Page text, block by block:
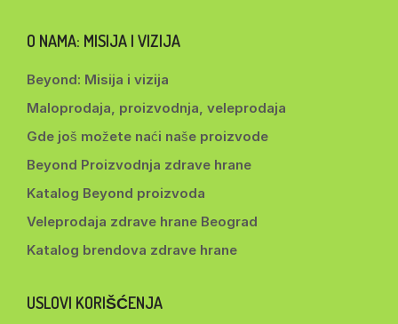
O NAMA: MISIJA I VIZIJA
Beyond: Misija i vizija
Maloprodaja, proizvodnja, veleprodaja
Gde još možete naći naše proizvode
Beyond Proizvodnja zdrave hrane
Katalog Beyond proizvoda
Veleprodaja zdrave hrane Beograd
Katalog brendova zdrave hrane
USLOVI KORIŠĆENJA